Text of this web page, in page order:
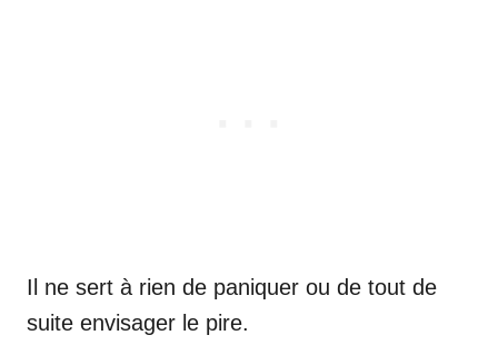
Il ne sert à rien de paniquer ou de tout de
suite envisager le pire.